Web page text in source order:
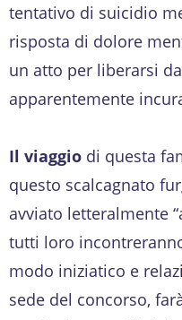
tentativo di suicidio
risposta di dolore
un atto per liberarsi
apparentemente
Il viaggio di questa
questo scalcagnato
avviato letteralmente
tutti loro
modo iniziatico e
sede del concorso,